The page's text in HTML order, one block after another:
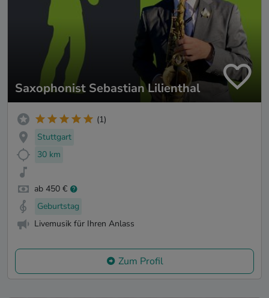
Saxophonist Sebastian Lilienthal
(1)
Stuttgart
30 km
ab 450 €
Geburtstag
Livemusik für Ihren Anlass
Zum Profil